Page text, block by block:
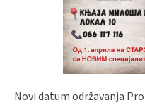
Novi datum održavanja